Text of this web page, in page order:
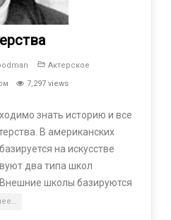
Актерское
7,297 views
знать историю и все
В американских
на искусстве
два типа школ
школы базируются